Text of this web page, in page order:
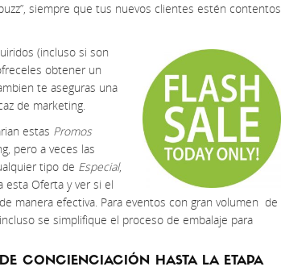
siempre que tus nuevos clientes estén contentos
(incluso si son
obtener un
te aseguras una
de marketing.
estas Promos
pero a veces las
tipo de Especial,
esta Oferta y ver si el
manera efectiva. Para eventos con gran volumen de
se simplifique el proceso de embalaje para
CONCIENCIACIÓN HASTA LA ETAPA